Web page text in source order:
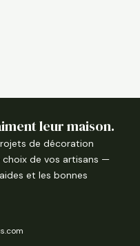
leur maison.
de décoration
de vos artisans —
et les bonnes